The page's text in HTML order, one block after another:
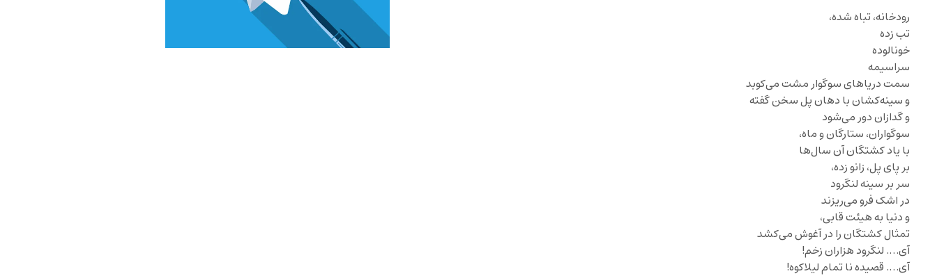
رودخانه، تباه شده،
تب زده
خونالوده
سراسیمه
سمت دریاهای سوگوار مشت می‌کوبد
و سینه‌کشان با دهان پل سخن گفته
و گدازان دور می‌شود
سوگواران، ستارگان و ماه،
با یاد کشتگان آن سال‌ها
بر پای پل، زانو زده،
سر بر سینه لنگرود
در اشک فرو می‌ریزند
و دنیا به هیئت قابی،
تمثال کشتگان را در آغوش می‌کشد
آی…. لنگرود هزاران زخم!
آی…. قصیده نا تمام لیلاکوه!